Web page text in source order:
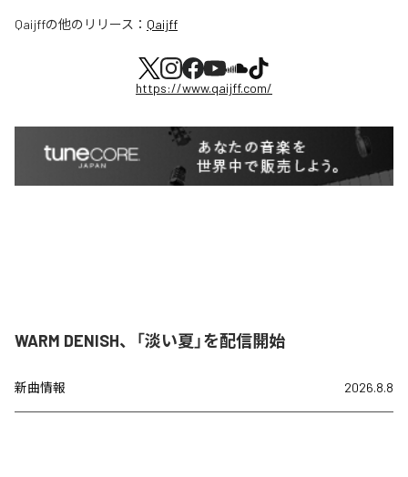
Qaijffの他のリリース： Qaijff
https://www.qaijff.com/
WARM DENISH、「淡い夏」を配信開始
新曲情報 2026.8.8